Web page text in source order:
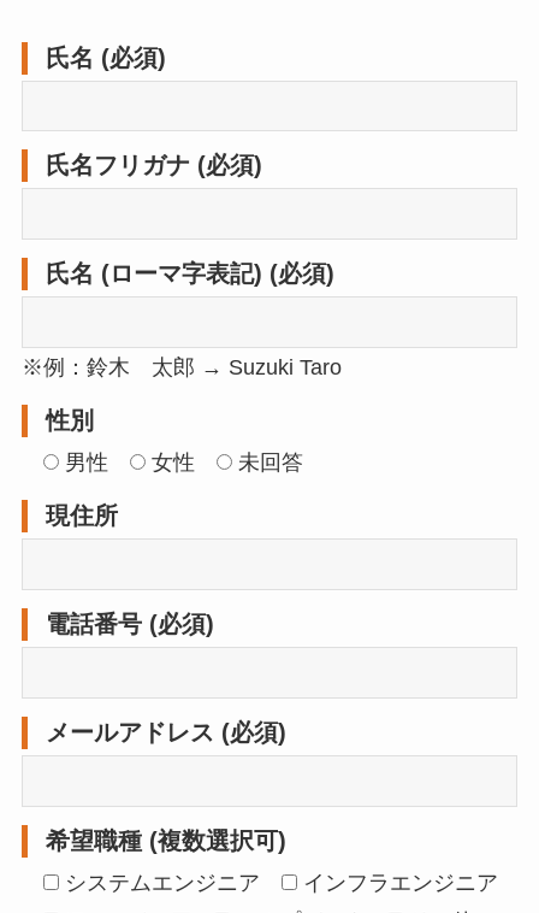
氏名 (必須)
氏名フリガナ (必須)
氏名 (ローマ字表記) (必須)
※例：鈴木 太郎 → Suzuki Taro
性別
男性 女性 未回答
現住所
電話番号 (必須)
メールアドレス (必須)
希望職種 (複数選択可)
システムエンジニア
インフラエンジニア